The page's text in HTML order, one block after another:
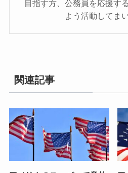
目指す方、公務員を応援す
よう活動してま
関連記事